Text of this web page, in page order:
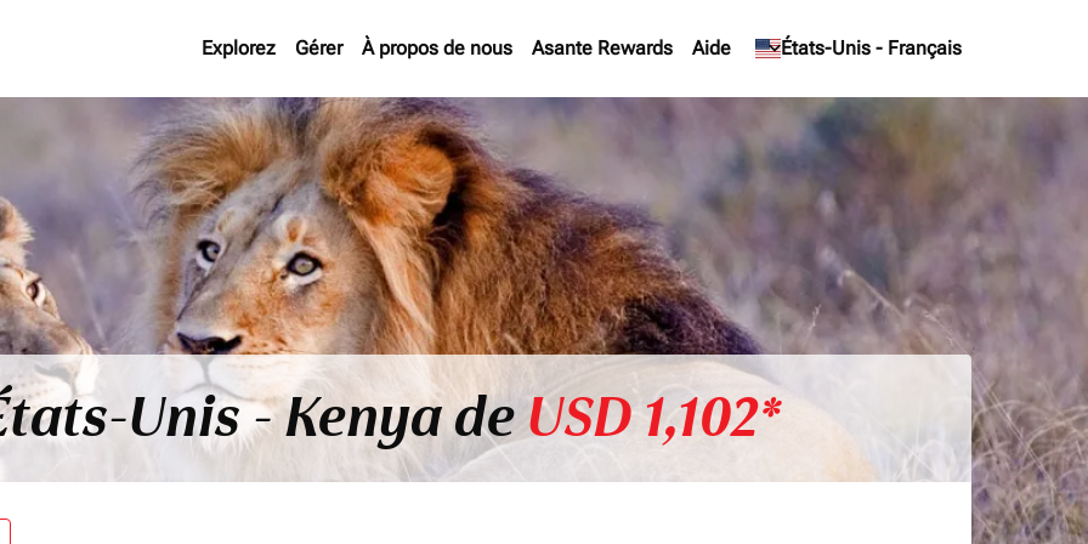
Explorez Gérer À propos de nous Asante Rewards Aide États-Unis - Français
keyboard_arrow_down
Unis - Kenya de USD 1,102*